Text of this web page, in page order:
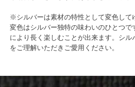
※シルバーは素材の特性として変色して
変色はシルバー独特の味わいのひとつで
により長く楽しむことが出来ます。シル
をご理解いただきご愛用ください。